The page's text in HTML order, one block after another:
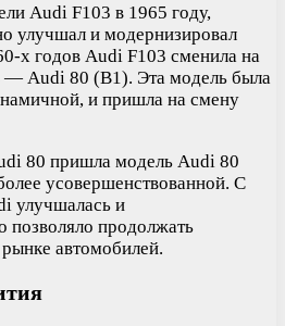
Audi F103 в 1965 году,
улучшал и модернизировал
х годов Audi F103 сменила на
— Audi 80 (B1). Эта модель была
и пришла на смену
80 пришла модель Audi 80
усовершенствованной. С
улучшалась и
позволяло продолжать
автомобилей.